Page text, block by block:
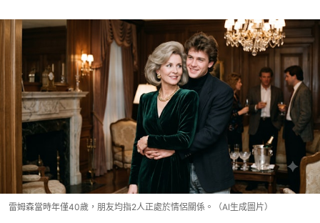
雷姆森當時年僅40歲，朋友均指2人正處於情侶關係。（AI生成圖片）